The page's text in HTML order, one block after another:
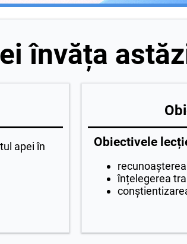
învăța
apei în
Obiectivele
înțelegerea